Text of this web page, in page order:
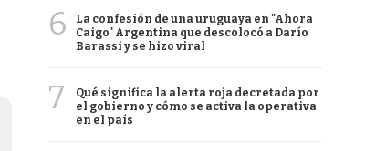
6
La confesión de una uruguaya en "Ahora
Caigo" Argentina que descolocó a Darío
Barassi y se hizo viral
7
Qué significa la alerta roja decretada por
el gobierno y cómo se activa la operativa
en el país